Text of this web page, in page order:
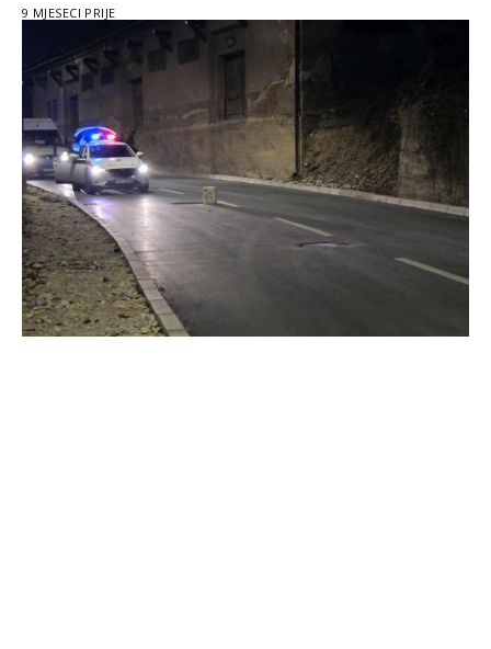
9 MJESECI PRIJE